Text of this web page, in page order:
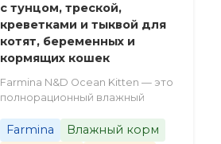
с тунцом, треской,
креветками и тыквой для
котят, беременных и
кормящих кошек
Farmina N&D Ocean Kitten — это
полнорационный влажный
Farmina
Влажный корм